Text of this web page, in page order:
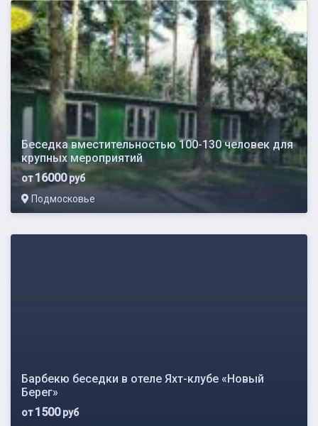
Беседка вместительностью 100-130 человек для
крупных мероприятий
от16000руб
Подмосковье
Барбекю беседки в отеле Яхт-клубе «Новый
Берег»
от1500руб